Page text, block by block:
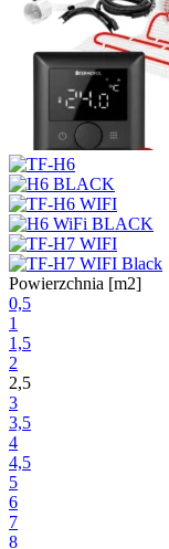
Powierzchnia [m2]
0,5
1
1,5
2
2,5
3
3,5
4
4,5
5
6
7
8